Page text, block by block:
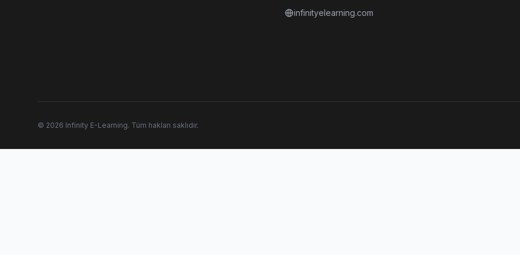
infinityelearning.com
© 2026 Infinity E-Learning. Tüm hakları saklıdır.